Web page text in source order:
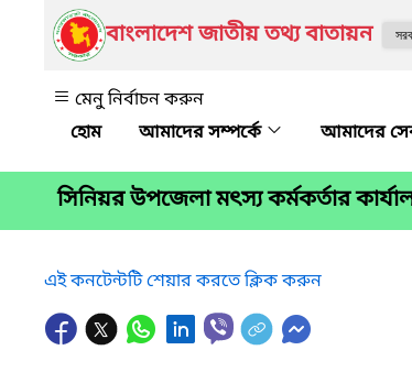
বাংলাদেশ জাতীয় তথ্য বাতায়ন
মেনু নির্বাচন করুন
আমাদের সম্পর্কে
আমাদের
সিনিয়র উপজেলা মৎস্য কর্মকর্তার
এই কনটেন্টটি শেয়ার করতে ক্লিক করুন